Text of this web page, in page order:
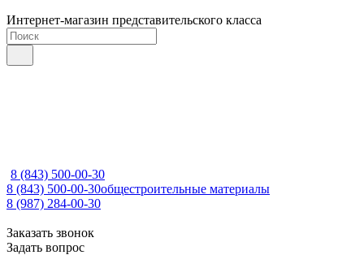
Интернет-магазин представительского класса
8 (843) 500-00-30
8 (843) 500-00-30общестроительные материалы
8 (987) 284-00-30
Заказать звонок
Задать вопрос